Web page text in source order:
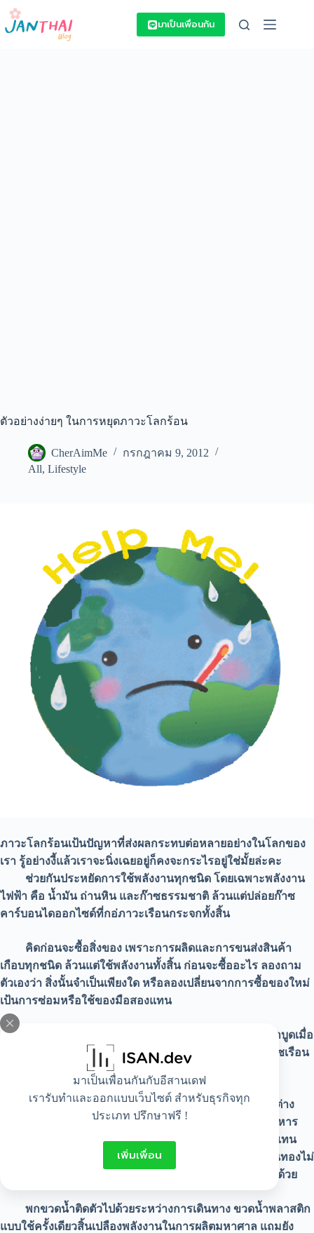
Skip
content
มาเป็นเพื่อนกันกับอีสานเดฟ
เรารับทำและออกแบบเว็บไซต์ สำหรับธุรกิจทุก
ประเภท ปรึกษาฟรี !
เพิ่มเพื่อน
มาเป็นเพื่อนกัน
ตัวอย่างง่ายๆ ในการหยุดภาวะโลกร้อน
CherAimMe
กรกฎาคม 9, 2012
All, Lifestyle
ภาวะโลกร้อนเป้นปัญหาที่ส่งผลกระทบต่อหลายอย่างในโลกของ
เรา รู้อย่างงี้แล้วเราจะนิ่งเฉยอยู่ก็คงจะกระไรอยู่ใช่มั้ยล่ะคะ
ช่วยกันประหยัดการใช้พลังงานทุกชนิด โดยเฉพาะพลังงาน
ไฟฟ้า คือ น้ำมัน ถ่านหิน และก๊าซธรรมชาติ ล้วนแต่ปล่อยก๊าซ
คาร์บอนไดออกไซด์ที่กอ่ภาวะเรือนกระจกทั้งสิ้น
คิดก่อนจะซื้อสิ่งของ เพราะการผลิดและการขนส่งสินค้า
เกือบทุกชนิด ล้วนแต่ใช้พลังงานทั้งสิ้น ก่อนจะซื้ออะไร ลองถาม
ตัวเองว่า สิ่งนั้นจำเป็นเพียงใด หรือลองเปลี่ยนจากการซื้อของใหม่
เป้นการซ่อมหรือใช้ของมือสองแทน
ลดการกินทิ้งกินขว้าง เพราะเศษอาหาร และของที่เน่าบูดเมื่อ
ไปทับถมอยู่ที่กองขยะจะเป้นแหล่งผลิตก๊าซมีเทน ซึ่งเป็นก๊าซเรือน
กระจกที่สำคัญอีกตัวหนึ่ง
บริโภคของที่ผลิตในประเทศ เพราะการซื้อสินค้าจากต่าง
ประเทศ ย่อมต้องสิ้นเปลืองพลังงานในการขนส่ง การกินอาหาร
ท้องถิ่นจึงเป้นทางเลือกที่น่าสนใจกว่า เช่น หันมากินปลาทูแทน
การกินปลาแซลมอล เพราะนอกจากราคาถูก และทำให้เงินทองไม่
รั่วไหลออกนอกประเทศแล้ว ยังช่วยลดภาวะโลกร้อนได้อีกด้วย
พกขวดน้ำติดตัวไปด้วยระหว่างการเดินทาง ขวดน้ำพลาสติก
แบบใช้ครั้งเดียวสิ้นเปลืองพลังงานในการผลิตมหาศาล แถมยัง